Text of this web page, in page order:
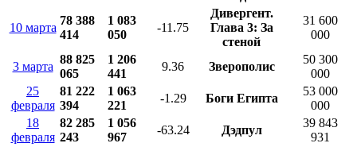
10 марта
78 388
414
1 083
050
-11.75
Дивергент.
Глава 3: За
стеной
31 600
000
3 марта
88 825
065
1 206
441
9.36 Зверополис
50 300
000
25
февраля
81 222
394
1 063
221
-1.29 Боги Египта
53 000
000
18
февраля
82 285
243
1 056
967
-63.24 Дэдпул
39 843
931